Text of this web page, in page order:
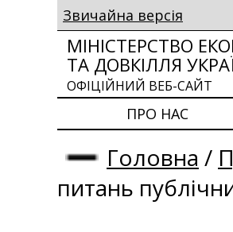
Звичайна версія
МІНІСТЕРСТВО
ТА ДОВКІЛЛЯ
ОФІЦІЙНИЙ ВЕБ-САЙТ
ПРО НАС
Головна /
питань